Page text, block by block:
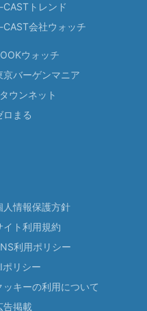
トレンド
CAST会社ウォッチ
ウォッチ
京バーゲンマニア
ウンネット
ロまる
人情報保護方針
イト利用規約
利用ポリシー
ポリシー
ッキーの利用について
告掲載